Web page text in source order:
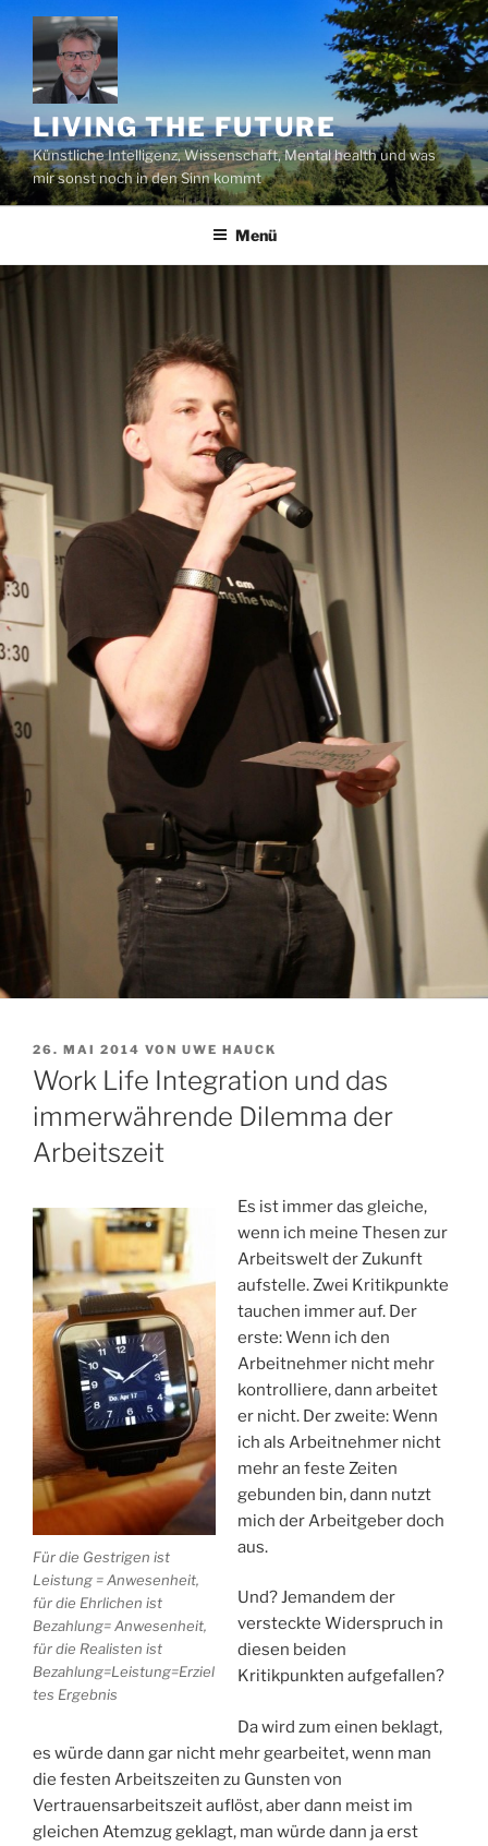
Zum
Inhalt
springen
LIVING THE FUTURE
Künstliche Intelligenz, Wissenschaft, Mental health und was
mir sonst noch in den Sinn kommt
Menü
VERÖFFENTLICHT
AM
26. MAI 2014 VON UWE HAUCK
Work Life Integration und das
immerwährende Dilemma der
Arbeitszeit
Für die Gestrigen ist
Leistung = Anwesenheit,
für die Ehrlichen ist
Bezahlung= Anwesenheit,
für die Realisten ist
Bezahlung=Leistung=Erziel
tes Ergebnis
Es ist immer das gleiche,
wenn ich meine Thesen zur
Arbeitswelt der Zukunft
aufstelle. Zwei Kritikpunkte
tauchen immer auf. Der
erste: Wenn ich den
Arbeitnehmer nicht mehr
kontrolliere, dann arbeitet
er nicht. Der zweite: Wenn
ich als Arbeitnehmer nicht
mehr an feste Zeiten
gebunden bin, dann nutzt
mich der Arbeitgeber doch
aus.
Und? Jemandem der
versteckte Widerspruch in
diesen beiden
Kritikpunkten aufgefallen?
Da wird zum einen beklagt,
es würde dann gar nicht mehr gearbeitet, wenn man
die festen Arbeitszeiten zu Gunsten von
Vertrauensarbeitszeit auflöst, aber dann meist im
gleichen Atemzug geklagt, man würde dann ja erst